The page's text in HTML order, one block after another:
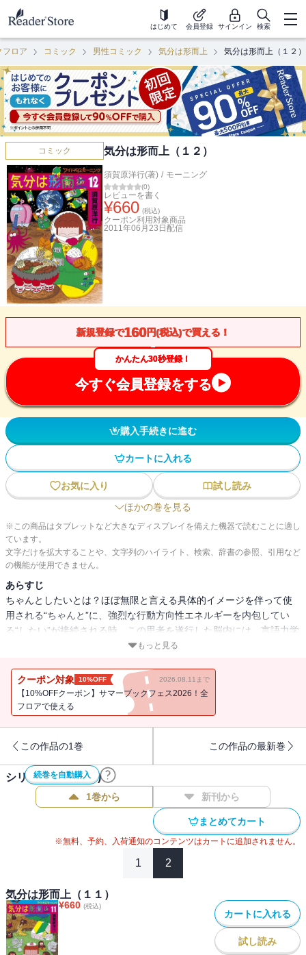
はじめて 会員登録 サインイン 検索
フロア コミック 男性コミック 気分は形而上 気分は形而上（１２）
コミック 気分は形而上（１２）
須賀原洋行(著) / モーニング
(0)
レビューを書く
¥660 (税込)
クーポン利用対象商品
2011年06月23日 配信
新規登録で160円(税込)で買える！
かんたん30秒登録！
今すぐ会員登録をする
購入手続きに進む
カートに入れる
お気に入り
試し読み
ほかの巻を見る
※この商品はタブレットなど大きなディスプレイを備えた機器で読むことに適し
ています。
文字だけを拡大することや、文字列のハイライト、検索、辞書の参照、引用など
の機能が使用できません。
あらすじ
ちゃんとしたいとは？ほぼ無限と言える具体的イメージを伴って使
用される“ちゃんと”に、強烈な行動方向性エネルギーを内包してい
る“したい”が接続される時、この思考を遂行した脳内には、言語力学
的ブラックホールが形成される。ちゃんとしてんの？この説明っ！
もっと見る
クーポン対象 10%OFF 2026.08.11まで
【10%OFFクーポン】サマーブックフェス2026！全
フロアで使える
この作品の1巻 この作品の最新巻
続巻を自動購入
シリーズ作品(19件)
1巻から 新刊から
まとめてカート
※無料、予約、入荷通知のコンテンツはカートに追加されません。
1 2
気分は形而上（１１）
¥660 (税込)
カートに入れる
試し読み